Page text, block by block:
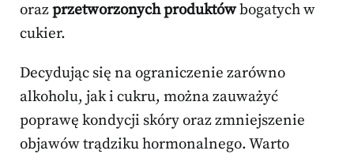
orazprzetworzonych produktówbogatych w
cukier.
Decydując się na ograniczenie zarówno
alkoholu, jak i cukru, można zauważyć
poprawę kondycji skóry oraz zmniejszenie
objawów trądziku hormonalnego. Warto